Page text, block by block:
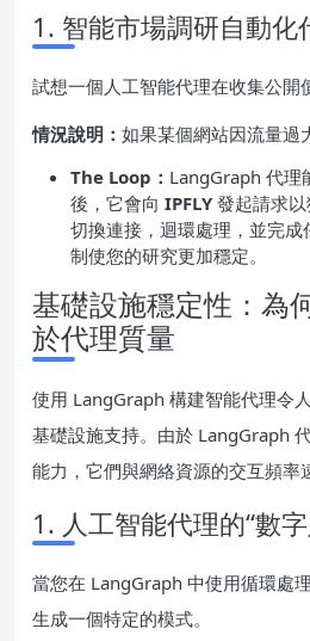
1. 智能市場調研自動化
試想一個人工智能代理在收集公開
情況說明： 如果某個網站因流量過
The Loop： LangGraph 代理
後，它會向 IPFLY 發起請求
切換連接，迴環處理，並完成
制使您的研究更加穩定。
基礎設施穩定性：為
於代理質量
使用 LangGraph 構建智能代理令
基礎設施支持。由於 LangGraph
能力，它們與網絡資源的交互頻率
1. 人工智能代理的“數
當您在 LangGraph 中使用循環處
生成一個特定的模式。